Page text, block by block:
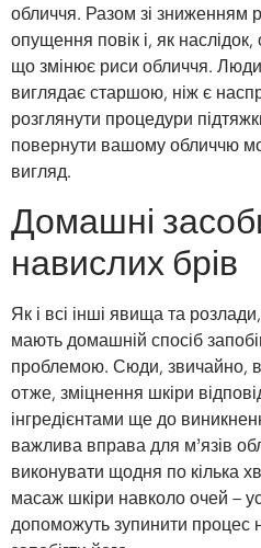
обличчя. Разом зі зниженням
опущення повік і, як
що змінює риси обличчя.
виглядає старшою, ніж є
розглянути процедури
повернути вашому обличчю
вигляд.
Домашні
навислих брів
Як і всі інші явища та
мають домашній спосіб
проблемою. Сюди, звичайно,
отже, зміцнення шкіри
інгредієнтами ще до
важлива вправа для м’язів
виконувати щодня по кілька
масаж шкіри навколо очей –
допоможуть зупинити процес